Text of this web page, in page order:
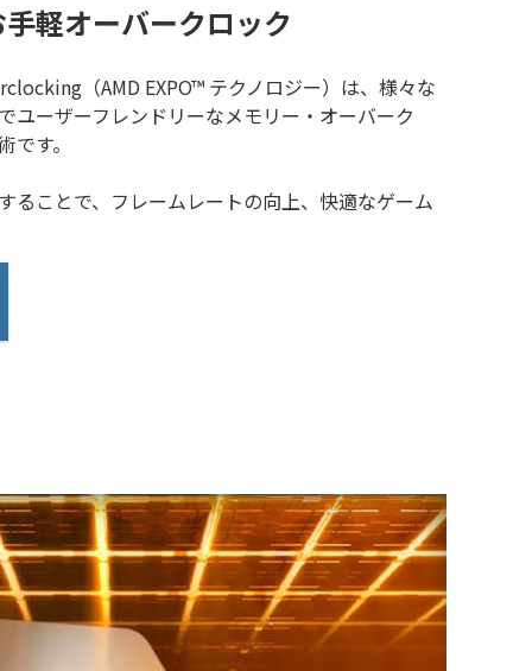
軽オーバークロック
（AMD EXPO™ テクノロジー）は、様々な
ユーザーフレンドリーなメモリー・オーバーク
す。
ることで、フレームレートの向上、快適なゲーム